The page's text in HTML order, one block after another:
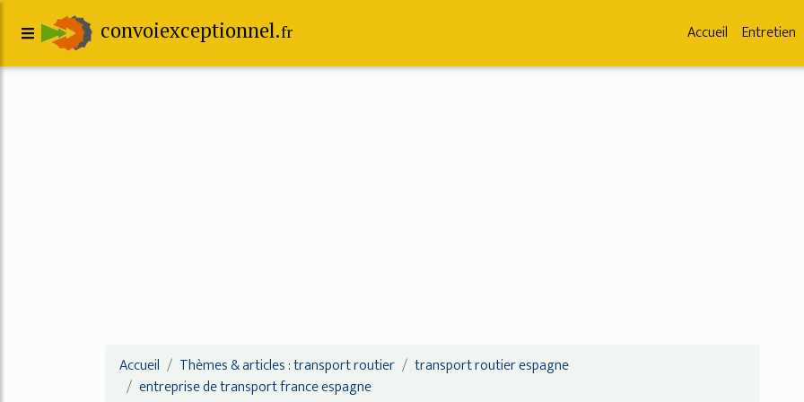
convoiexceptionnel.fr Accueil Entretien
Accueil Thèmes & articles : transport routier
transport routier espagne
entreprise de transport france espagne